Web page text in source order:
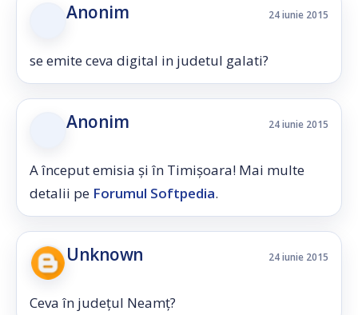
Anonim 24 iunie 2015
se emite ceva digital in judetul galati?
Anonim 24 iunie 2015
A început emisia și în Timișoara! Mai multe
detalii pe Forumul Softpedia.
Unknown 24 iunie 2015
Ceva în județul Neamț?